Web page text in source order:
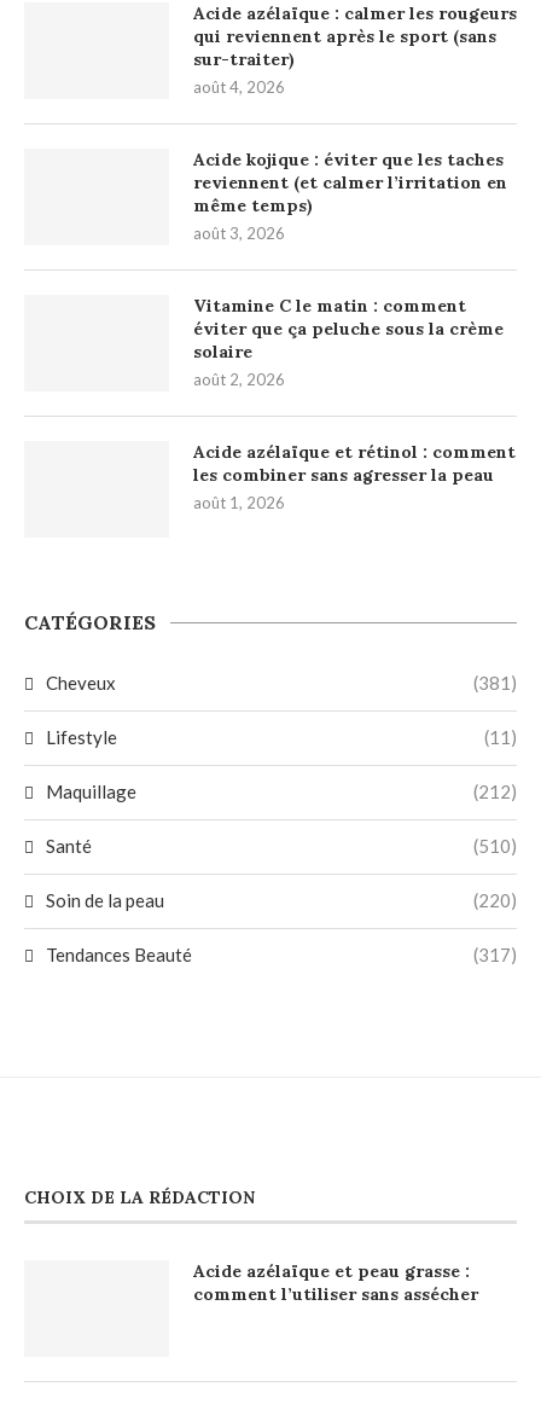
Acide azélaïque : calmer les rougeurs
qui reviennent après le sport (sans
sur-traiter)
août 4, 2026
Acide kojique : éviter que les taches
reviennent (et calmer l’irritation en
même temps)
août 3, 2026
Vitamine C le matin : comment
éviter que ça peluche sous la crème
solaire
août 2, 2026
Acide azélaïque et rétinol : comment
les combiner sans agresser la peau
août 1, 2026
CATÉGORIES
Cheveux (381)
Lifestyle (11)
Maquillage (212)
Santé (510)
Soin de la peau (220)
Tendances Beauté (317)
CHOIX DE LA RÉDACTION
Acide azélaïque et peau grasse :
comment l’utiliser sans assécher